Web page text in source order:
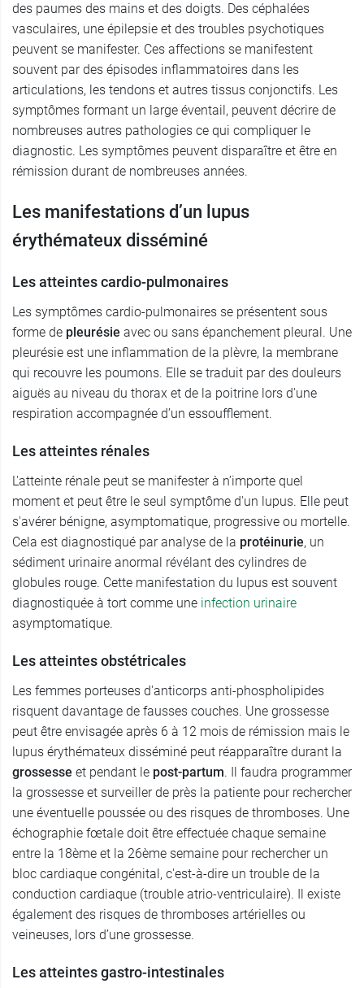
des paumes des mains et des doigts. Des céphalées
vasculaires, une épilepsie et des troubles psychotiques
peuvent se manifester. Ces affections se manifestent
souvent par des épisodes inflammatoires dans les
articulations, les tendons et autres tissus conjonctifs. Les
symptômes formant un large éventail, peuvent décrire de
nombreuses autres pathologies ce qui compliquer le
diagnostic. Les symptômes peuvent disparaître et être en
rémission durant de nombreuses années.
Les manifestations d’un lupus
érythémateux disséminé
Les atteintes cardio-pulmonaires
Les symptômes cardio-pulmonaires se présentent sous
forme de pleurésie avec ou sans épanchement pleural. Une
pleurésie est une inflammation de la plèvre, la membrane
qui recouvre les poumons. Elle se traduit par des douleurs
aiguës au niveau du thorax et de la poitrine lors d'une
respiration accompagnée d’un essoufflement.
Les atteintes rénales
L'atteinte rénale peut se manifester à n’importe quel
moment et peut être le seul symptôme d'un lupus. Elle peut
s'avérer bénigne, asymptomatique, progressive ou mortelle.
Cela est diagnostiqué par analyse de la protéinurie, un
sédiment urinaire anormal révélant des cylindres de
globules rouge. Cette manifestation du lupus est souvent
diagnostiquée à tort comme une infection urinaire
asymptomatique.
Les atteintes obstétricales
Les femmes porteuses d'anticorps anti-phospholipides
risquent davantage de fausses couches. Une grossesse
peut être envisagée après 6 à 12 mois de rémission mais le
lupus érythémateux disséminé peut réapparaître durant la
grossesse et pendant le post-partum. Il faudra programmer
la grossesse et surveiller de près la patiente pour rechercher
une éventuelle poussée ou des risques de thromboses. Une
échographie fœtale doit être effectuée chaque semaine
entre la 18ème et la 26ème semaine pour rechercher un
bloc cardiaque congénital, c'est-à-dire un trouble de la
conduction cardiaque (trouble atrio-ventriculaire). Il existe
également des risques de thromboses artérielles ou
veineuses, lors d’une grossesse.
Les atteintes gastro-intestinales